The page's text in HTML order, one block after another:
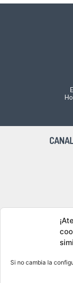
Si no cambia la